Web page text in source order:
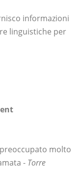
informazioni
linguistiche per
molto
- Torre